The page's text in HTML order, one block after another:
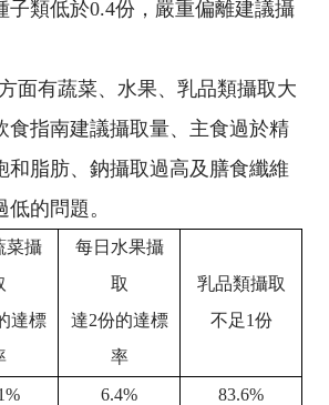
子類低於0.4份，嚴重偏離建議攝
面有蔬菜、水果、乳品類攝取大
食指南建議攝取量、主食過於精
和脂肪、鈉攝取過高及膳食纖維
的問題。
菜攝
達標
每日水果攝
取
達2份的達標
率
乳品類攝取
不足1份
6.4%
83.6%